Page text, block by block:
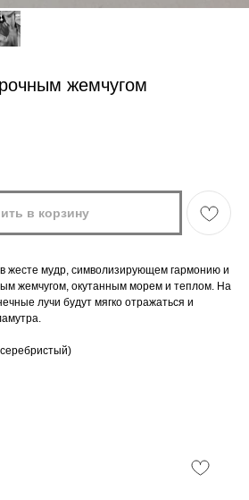
жемчугом
в корзину
жесте мудр, символизирующем гармонию и
жемчугом, окутанным морем и теплом. На
лучи будут мягко отражаться и